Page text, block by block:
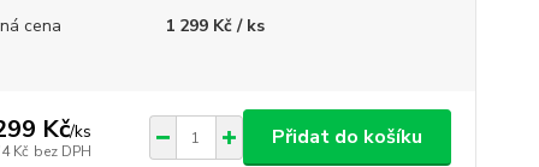
cena
1 299 Kč / ks
Kč/ks
Kč bez DPH
Přidat do košíku